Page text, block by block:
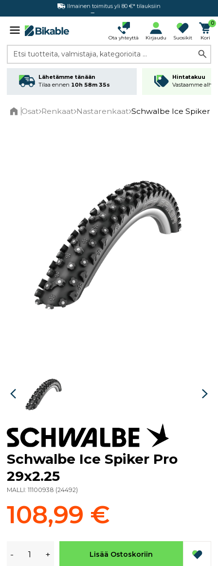
Hintatakuu
Ota yhteyttä Kirjaudu Suosikit
0
Kori
Etsi tuotteita, valmistajia, kategorioita ...
Lähetämme tänään
Tilaa ennen 10h 58m 35s
Hintatakuu
Vastaamme
Osat Renkaat Nastarenkaat Schwalbe Ice Spiker
Schwalbe Ice Spiker Pro
29x2.25
MALLI: 11100938 (24492)
108,99 €
- + Lisää Ostoskoriin